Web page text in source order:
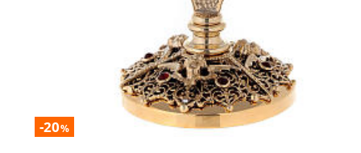
-20%